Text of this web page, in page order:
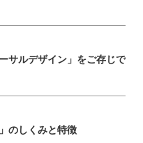
サルデザイン」をご存じで
のしくみと特徴